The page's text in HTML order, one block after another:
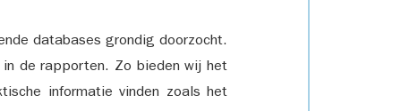
databases grondig doorzocht.
de rapporten. Zo bieden wij het
informatie vinden zoals het